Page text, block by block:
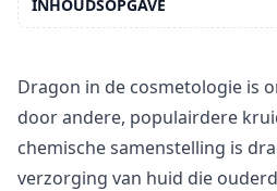
Dragon in de cosmetologie is
door andere, populairdere
chemische samenstelling is
verzorging van huid die
INHOUDSOPGAVE